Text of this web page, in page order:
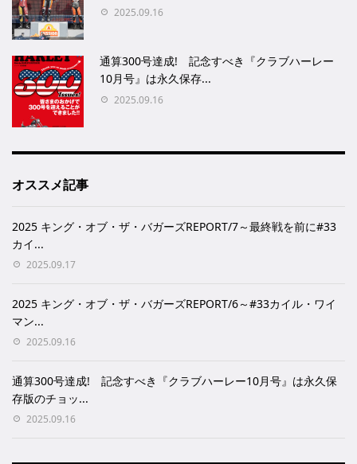
2025.09.16
通算300号達成! 記念すべき『クラブハーレー
10月号』は永久保存...
2025.09.16
オススメ記事
2025 キング・オブ・ザ・バガーズREPORT/7～最終戦を前に#33
カイ...
2025.09.17
2025 キング・オブ・ザ・バガーズREPORT/6～#33カイル・ワイ
マン...
2025.09.16
通算300号達成! 記念すべき『クラブハーレー10月号』は永久保
存版のチョッ...
2025.09.16